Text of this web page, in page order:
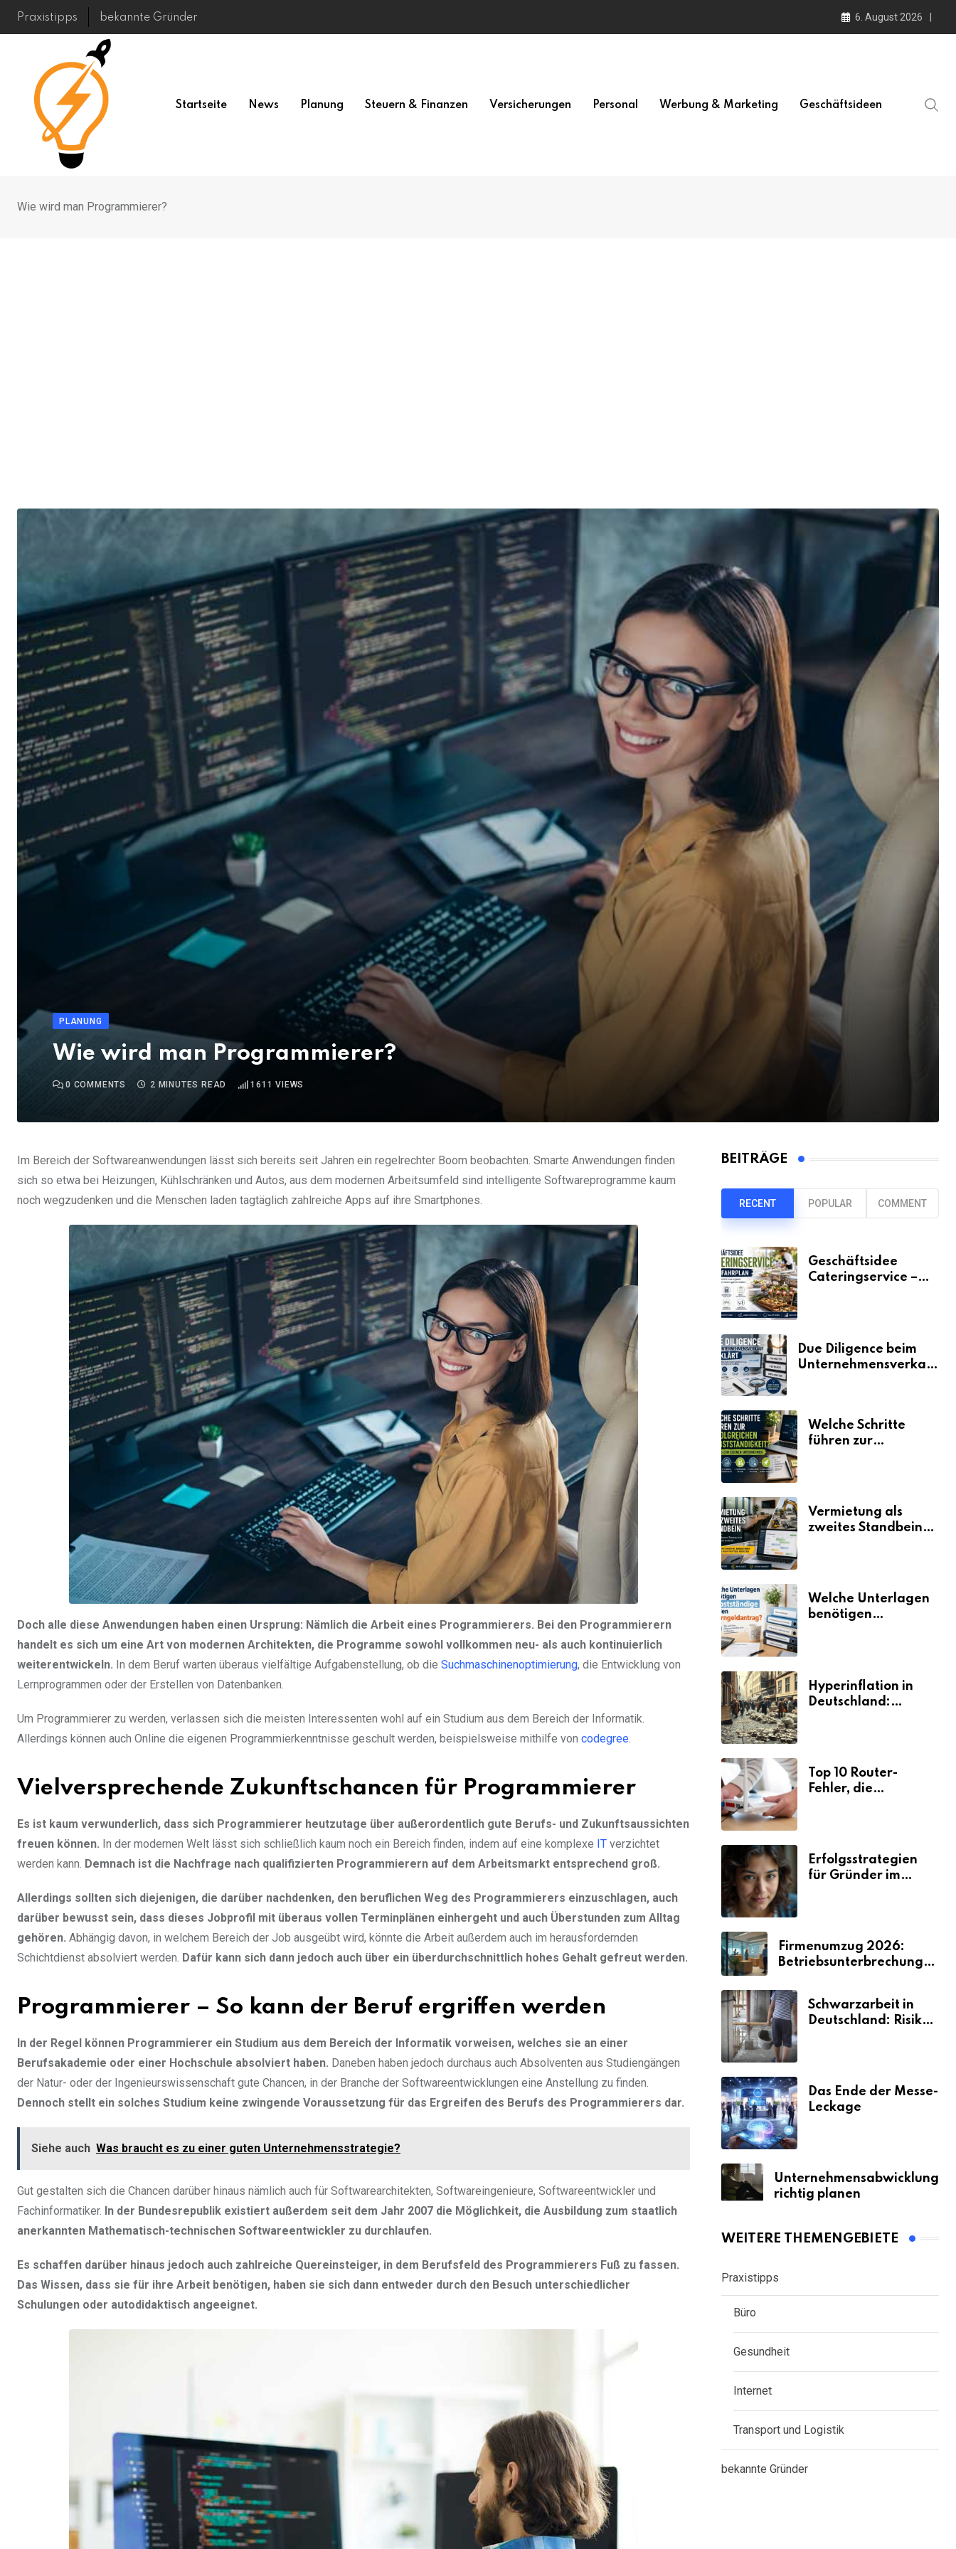
Skip
Praxistipps bekannte Gründer 6. August 2026
Startseite News Planung Steuern & Finanzen Versicherungen Personal Werbung & Marketing Geschäftsideen
Wie wird man Programmierer?
PLANUNG
Wie wird man Programmierer?
0 COMMENTS 2 MINUTES READ 1611 VIEWS
Im Bereich der Softwareanwendungen lässt sich bereits seit Jahren ein regelrechter Boom beobachten. Smarte Anwendungen finden
sich so etwa bei Heizungen, Kühlschränken und Autos, aus dem modernen Arbeitsumfeld sind intelligente Softwareprogramme kaum
noch wegzudenken und die Menschen laden tagtäglich zahlreiche Apps auf ihre Smartphones.
Doch alle diese Anwendungen haben einen Ursprung: Nämlich die Arbeit eines Programmierers. Bei den Programmierern
handelt es sich um eine Art von modernen Architekten, die Programme sowohl vollkommen neu- als auch kontinuierlich
weiterentwickeln. In dem Beruf warten überaus vielfältige Aufgabenstellung, ob die Suchmaschinenoptimierung, die Entwicklung von
Lernprogrammen oder der Erstellen von Datenbanken.
Um Programmierer zu werden, verlassen sich die meisten Interessenten wohl auf ein Studium aus dem Bereich der Informatik.
Allerdings können auch Online die eigenen Programmierkenntnisse geschult werden, beispielsweise mithilfe von codegree.
Vielversprechende Zukunftschancen für Programmierer
Es ist kaum verwunderlich, dass sich Programmierer heutzutage über außerordentlich gute Berufs- und Zukunftsaussichten
freuen können. In der modernen Welt lässt sich schließlich kaum noch ein Bereich finden, indem auf eine komplexe IT verzichtet
werden kann. Demnach ist die Nachfrage nach qualifizierten Programmierern auf dem Arbeitsmarkt entsprechend groß.
Allerdings sollten sich diejenigen, die darüber nachdenken, den beruflichen Weg des Programmierers einzuschlagen, auch
darüber bewusst sein, dass dieses Jobprofil mit überaus vollen Terminplänen einhergeht und auch Überstunden zum Alltag
gehören. Abhängig davon, in welchem Bereich der Job ausgeübt wird, könnte die Arbeit außerdem auch im herausfordernden
Schichtdienst absolviert werden. Dafür kann sich dann jedoch auch über ein überdurchschnittlich hohes Gehalt gefreut werden.
Programmierer – So kann der Beruf ergriffen werden
In der Regel können Programmierer ein Studium aus dem Bereich der Informatik vorweisen, welches sie an einer
Berufsakademie oder einer Hochschule absolviert haben. Daneben haben jedoch durchaus auch Absolventen aus Studiengängen
der Natur- oder der Ingenieurswissenschaft gute Chancen, in der Branche der Softwareentwicklungen eine Anstellung zu finden.
Dennoch stellt ein solches Studium keine zwingende Voraussetzung für das Ergreifen des Berufs des Programmierers dar.
Siehe auch Was braucht es zu einer guten Unternehmensstrategie?
Gut gestalten sich die Chancen darüber hinaus nämlich auch für Softwarearchitekten, Softwareingenieure, Softwareentwickler und
Fachinformatiker. In der Bundesrepublik existiert außerdem seit dem Jahr 2007 die Möglichkeit, die Ausbildung zum staatlich
anerkannten Mathematisch-technischen Softwareentwickler zu durchlaufen.
Es schaffen darüber hinaus jedoch auch zahlreiche Quereinsteiger, in dem Berufsfeld des Programmierers Fuß zu fassen.
Das Wissen, dass sie für ihre Arbeit benötigen, haben sie sich dann entweder durch den Besuch unterschiedlicher
Schulungen oder autodidaktisch angeeignet.
BEITRÄGE
RECENT POPULAR COMMENT
Geschäftsidee
Cateringservice –
Due Diligence beim
Unternehmensverkauf
Welche Schritte
führen zur
Vermietung als
zweites Standbein:
Umsätze machen
Welche Unterlagen
benötigen
Hyperinflation in
Deutschland:
Top 10 Router-
Fehler, die
Erfolgsstrategien
für Gründer im
Firmenumzug 2026:
Betriebsunterbrechungen
Schwarzarbeit in
Deutschland: Risiken
Das Ende der Messe-
Leckage
Unternehmensabwicklung
richtig planen
WEITERE THEMENGEBIETE
Praxistipps
Büro
Gesundheit
Internet
Transport und Logistik
bekannte Gründer